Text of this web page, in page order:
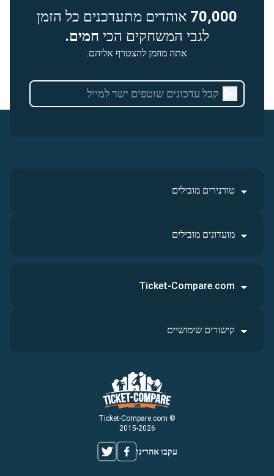
70,000 אוהדים מתעדכנים כל הזמן
לגבי המשחקים הכי חמים.
אתה מוזמן להצטרף אליהם.
טורנירים מובילים
מועדונים מובילים
© Ticket-Compare.com
2015-2026
עקבו אחרינו
Ticket-Compare.com
קישורים שימושיים